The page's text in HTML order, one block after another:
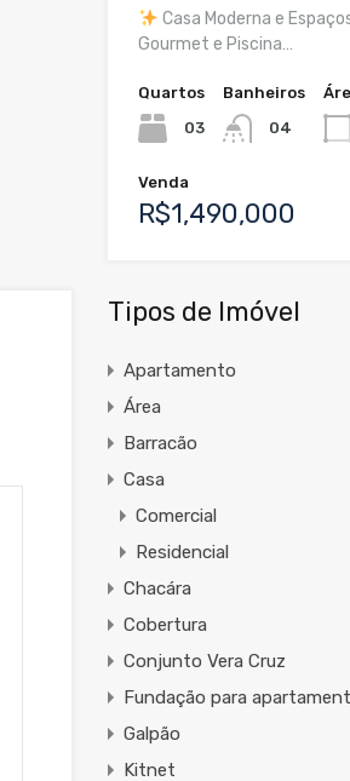
Casa Moderna e
Gourmet e Piscina…
Quartos
03
Banheiros
04
Venda
R$1,490,000
Tipos de Imóvel
Apartamento
Área
Barracão
Casa
Comercial
Residencial
Chacára
Cobertura
Conjunto Vera Cruz
Fundação para
Galpão
Kitnet